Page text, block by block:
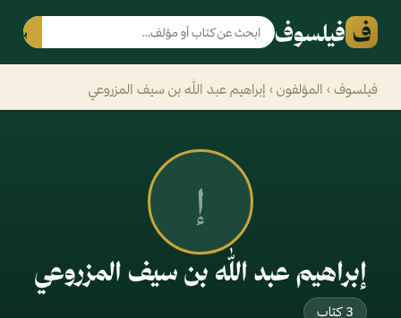
ف فيلسوف بحث
فيلسوف › المؤلفون › إبراهيم عبد الله بن سيف المزروعي
إ
إبراهيم عبد الله بن سيف المزروعي
3 كتاب